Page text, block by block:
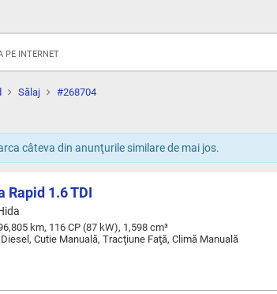
PE INTERNET
Sălaj #268704
câteva din anunţurile similare de mai jos.
Rapid 1.6 TDI
km, 116 CP (87 kW), 1,598 cm³
Cutie Manuală, Tracţiune Faţă, Climă Manuală